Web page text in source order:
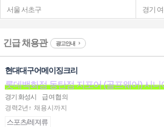
서울 서초구
채용
경기
긴급 채용관 광고안내
현대대구어메이징크리
롯데백화점 동탄점 지포어 (골프웨어) 시니
경기 화성시
급여협의
경력2년↑ 채용시까지
스포츠/레져류